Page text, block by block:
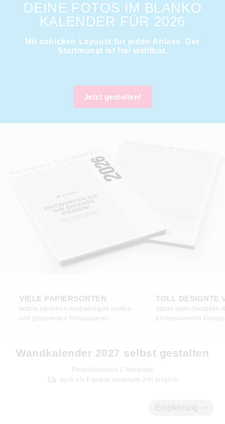
DEINE FOTOS IM BLANKO
KALENDER FÜR 2026
Mit schicken Layouts für jeden Anlass. Der
Startmonat ist frei wählbar.
Jetzt gestalten!
VIELE PAPIERSORTEN
Wähle zwischen hochwertigen matten
und glänzenden Fotopapieren.
TOLL DESIGNTE
Starte beim Gestalten
professionellen
Wandkalender 2027 selbst gestalten
Produktionszeit 2 Werktage
Auch als Express innerhalb 24h möglich
Empfehlung